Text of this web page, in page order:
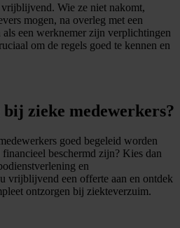
Wie ze niet nakomt,
mogen, na overleg met een
als een werknemer zijn verplichtingen
om de regels goed te kennen en
zieke medewerkers?
goed begeleid worden
beschermd zijn? Kies dan
en
vrijblijvend een offerte aan en ontdek
ontzorgen bij ziekteverzuim.